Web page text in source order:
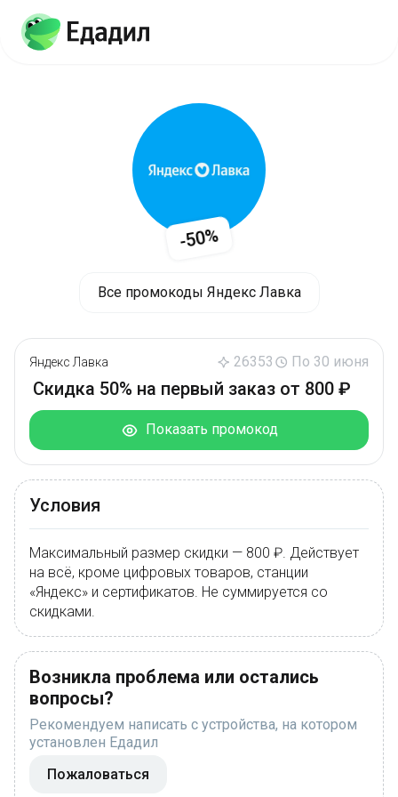
-50%
Все промокоды Яндекс Лавка
Яндекс Лавка 26353 По 30 июня
Скидка 50% на первый заказ от 800 ₽
Показать промокод
Условия
Максимальный размер скидки — 800 ₽. Действует
на всё, кроме цифровых товаров, станции
«Яндекс» и сертификатов. Не суммируется со
скидками.
Возникла проблема или остались
вопросы?
Рекомендуем написать с устройства, на котором
установлен Едадил
Пожаловаться